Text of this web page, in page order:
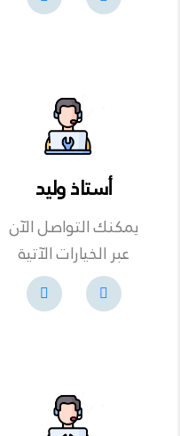
أستاذ وليد
يمكنك التواصل الآن
عبر الخيارات الآتية